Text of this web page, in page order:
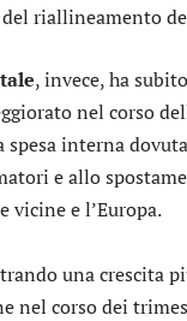
riallineamento
, invece, ha
nel corso
interna
e allo
vicine e l’Europa.
una crescita
nel corso dei